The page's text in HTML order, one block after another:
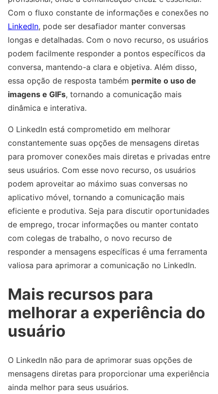
Com o fluxo constante de informações e conexões no
LinkedIn, pode ser desafiador manter conversas
longas e detalhadas. Com o novo recurso, os usuários
podem facilmente responder a pontos específicos da
conversa, mantendo-a clara e objetiva. Além disso,
essa opção de resposta também permite o uso de
imagens e GIFs, tornando a comunicação mais
dinâmica e interativa.
O LinkedIn está comprometido em melhorar
constantemente suas opções de mensagens diretas
para promover conexões mais diretas e privadas entre
seus usuários. Com esse novo recurso, os usuários
podem aproveitar ao máximo suas conversas no
aplicativo móvel, tornando a comunicação mais
eficiente e produtiva. Seja para discutir oportunidades
de emprego, trocar informações ou manter contato
com colegas de trabalho, o novo recurso de
responder a mensagens específicas é uma ferramenta
valiosa para aprimorar a comunicação no LinkedIn.
Mais recursos para
melhorar a experiência do
usuário
O LinkedIn não para de aprimorar suas opções de
mensagens diretas para proporcionar uma experiência
ainda melhor para seus usuários.